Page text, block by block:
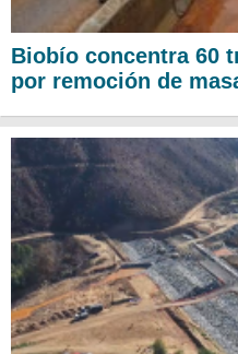
Biobío concentra 60
por remoción de